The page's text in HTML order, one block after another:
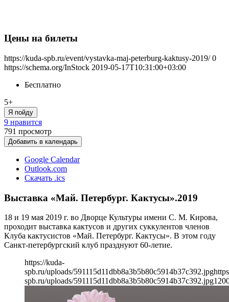
Цены на билеты
https://kuda-spb.ru/event/vystavka-maj-peterburg-kaktusy-2019/ 0
https://schema.org/InStock 2019-05-17T10:31:00+03:00
Бесплатно
5+
Я пойду
9 нравится
791 просмотр
Добавить в календарь
Google Calendar
Outlook.com
Скачать .ics
Выставка «Май. Петербург. Кактусы».2019
18 и 19 мая 2019 г. во Дворце Культуры имени С. М. Кирова,
проходит выставка кактусов и других суккулентов членов
Клуба кактусистов «Май. Петербург. Кактусы». В этом году
Санкт-петербургский клуб празднуют 60-летие.
https://kuda-
spb.ru/uploads/591115d11dbb8a3b5b80c5914b37c392.jpg
spb.ru/uploads/591115d11dbb8a3b5b80c5914b37c392.jpg